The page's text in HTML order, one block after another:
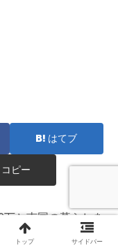
はてブ
コピー
万と南国の暮らしを
トップ サイドバー